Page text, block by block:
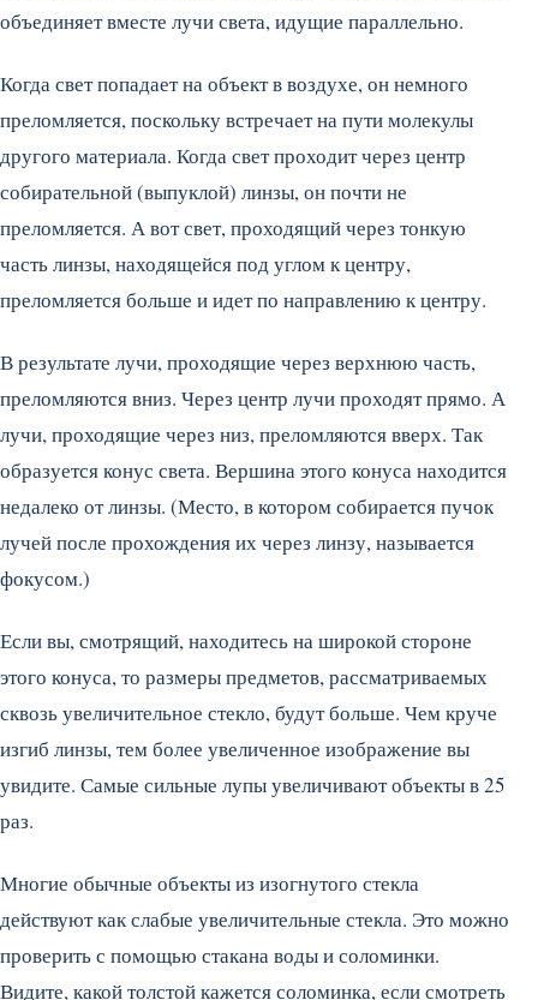
объединяет вместе лучи света, идущие параллельно.
Когда свет попадает на объект в воздухе, он немного
преломляется, поскольку встречает на пути молекулы
другого материала. Когда свет проходит через центр
собирательной (выпуклой) линзы, он почти не
преломляется. А вот свет, проходящий через тонкую
часть линзы, находящейся под углом к центру,
преломляется больше и идет по направлению к центру.
В результате лучи, проходящие через верхнюю часть,
преломляются вниз. Через центр лучи проходят прямо. А
лучи, проходящие через низ, преломляются вверх. Так
образуется конус света. Вершина этого конуса находится
недалеко от линзы. (Место, в котором собирается пучок
лучей после прохождения их через линзу, называется
фокусом.)
Если вы, смотрящий, находитесь на широкой стороне
этого конуса, то размеры предметов, рассматриваемых
сквозь увеличительное стекло, будут больше. Чем круче
изгиб линзы, тем более увеличенное изображение вы
увидите. Самые сильные лупы увеличивают объекты в 25
раз.
Многие обычные объекты из изогнутого стекла
действуют как слабые увеличительные стекла. Это можно
проверить с помощью стакана воды и соломинки.
Видите, какой толстой кажется соломинка, если смотреть